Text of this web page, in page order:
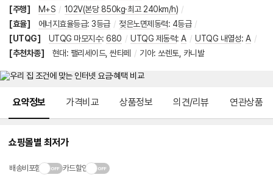
[주행]
M+S / 102V(본당 850kg·최고 240km/h) /
[효율]
에너지효율등급: 3등급 / 젖은노면제동력: 4등급 /
[UTQG]
UTQG 마모지수: 680 / UTQG 제동력: A / UTQG 내열성: A /
[추천차종]
현대: 팰리세이드, 싼타페 / 기아: 쏘렌토 카니발
요약정보 가격비교 상품정보 의견/리뷰 연관상품
쇼핑몰별 최저가
배송비포함 카드할인